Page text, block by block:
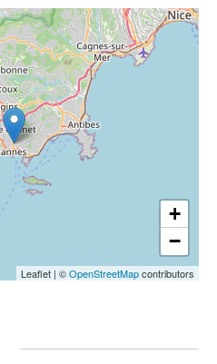
+
−
Leaflet | ©OpenStreetMapcontributors